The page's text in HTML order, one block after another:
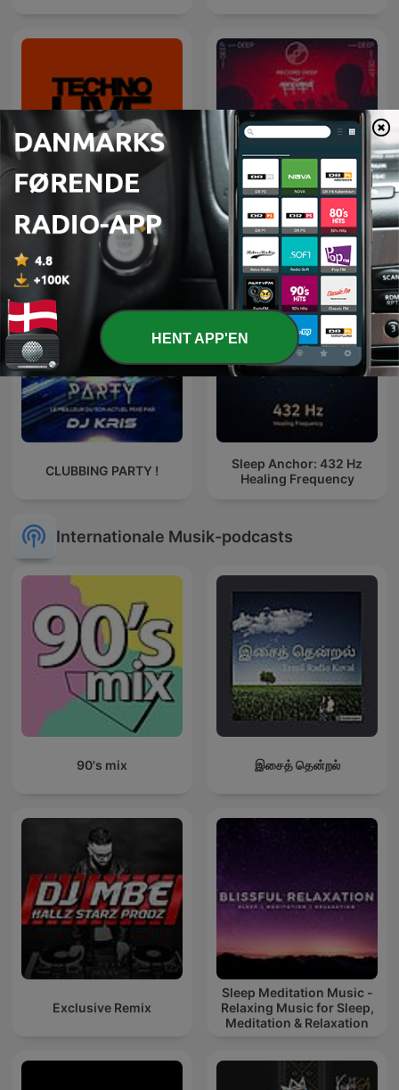
Techno Music DJ Mix Sets
- Techno Live Sets
Deep House Selection
(Record Deep)
CLUBBING PARTY !
Sleep Anchor: 432 Hz
Healing Frequency
Internationale Musik-podcasts
90's mix இசைத் தென்றல்
Exclusive Remix
Sleep Meditation Music -
Relaxing Music for Sleep,
Meditation & Relaxation
HENT APP'EN